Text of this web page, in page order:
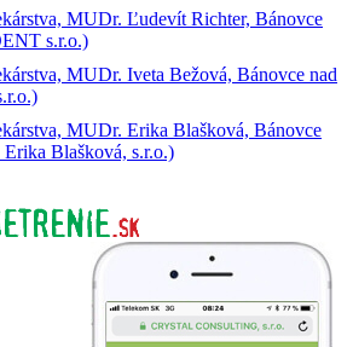
MUDr. Ľudevít Richter, Bánovce
s.r.o.)
MUDr. Iveta Bežová, Bánovce nad
MUDr. Erika Blašková, Bánovce
Blašková, s.r.o.)